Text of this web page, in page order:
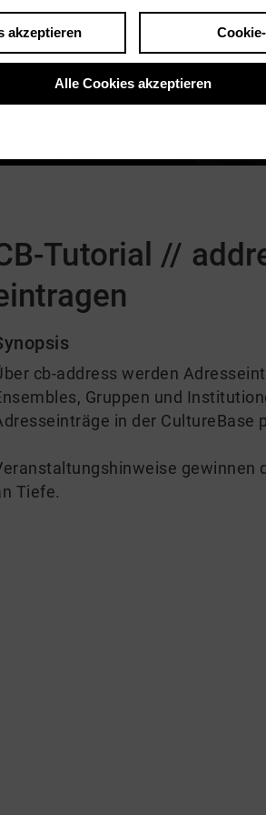
Tutorial //
cb-address werden
Gruppen und
in der CultureBase
gewinnen
Tiefe.
akzeptieren
Alle Cookies akzeptieren